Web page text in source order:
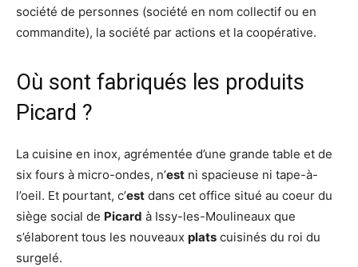
société de personnes (société en nom collectif ou en
commandite), la société par actions et la coopérative.
Où sont fabriqués les produits
Picard ?
La cuisine en inox, agrémentée d’une grande table et de
six fours à micro-ondes, n’est ni spacieuse ni tape-à-
l’oeil. Et pourtant, c’est dans cet office situé au coeur du
siège social de Picard à Issy-les-Moulineaux que
s’élaborent tous les nouveaux plats cuisinés du roi du
surgelé.